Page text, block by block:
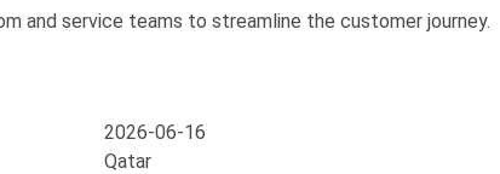
and service teams to streamline the customer journey.
2026-06-16
Qatar